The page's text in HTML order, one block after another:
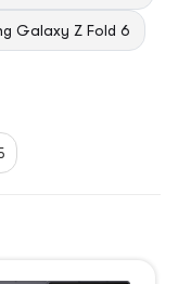
Galaxy Z Fold 6